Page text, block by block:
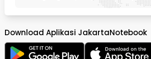
Download Aplikasi JakartaNotebook